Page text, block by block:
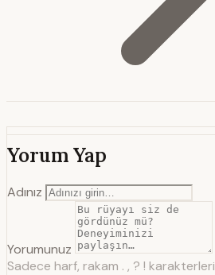
Yorum Yap
Adınız
Yorumunuz
Sadece harf, rakam . , ? !